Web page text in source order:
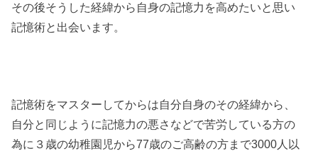
その後そうした経緯から自身の記憶力を高めたいと思い
記憶術と出会います。
記憶術をマスターしてからは自分自身のその経緯から、
自分と同じように記憶力の悪さなどで苦労している方の
為に３歳の幼稚園児から77歳のご高齢の方まで3000人以